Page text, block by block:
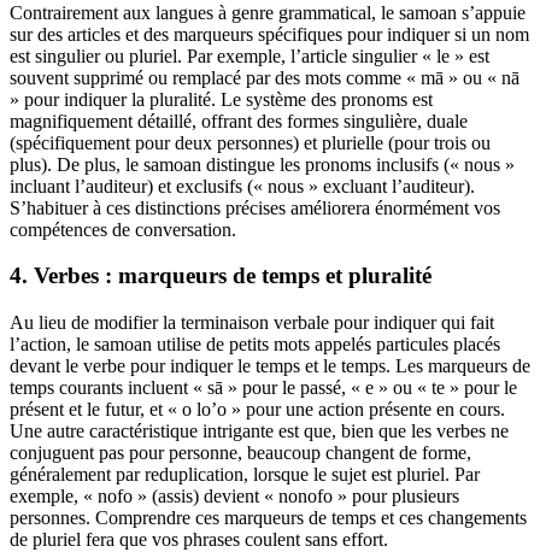
Contrairement aux langues à genre grammatical, le samoan s’appuie
sur des articles et des marqueurs spécifiques pour indiquer si un nom
est singulier ou pluriel. Par exemple, l’article singulier « le » est
souvent supprimé ou remplacé par des mots comme « mā » ou « nā
» pour indiquer la pluralité. Le système des pronoms est
magnifiquement détaillé, offrant des formes singulière, duale
(spécifiquement pour deux personnes) et plurielle (pour trois ou
plus). De plus, le samoan distingue les pronoms inclusifs (« nous »
incluant l’auditeur) et exclusifs (« nous » excluant l’auditeur).
S’habituer à ces distinctions précises améliorera énormément vos
compétences de conversation.
4. Verbes : marqueurs de temps et pluralité
Au lieu de modifier la terminaison verbale pour indiquer qui fait
l’action, le samoan utilise de petits mots appelés particules placés
devant le verbe pour indiquer le temps et le temps. Les marqueurs de
temps courants incluent « sā » pour le passé, « e » ou « te » pour le
présent et le futur, et « o lo’o » pour une action présente en cours.
Une autre caractéristique intrigante est que, bien que les verbes ne
conjuguent pas pour personne, beaucoup changent de forme,
généralement par reduplication, lorsque le sujet est pluriel. Par
exemple, « nofo » (assis) devient « nonofo » pour plusieurs
personnes. Comprendre ces marqueurs de temps et ces changements
de pluriel fera que vos phrases coulent sans effort.